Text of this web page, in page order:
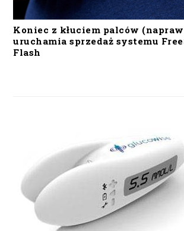
Koniec z kłuciem palców
uruchamia sprzedaż systemu
Flash